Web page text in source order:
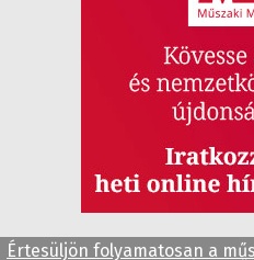
Értesüljön folyamatosan a